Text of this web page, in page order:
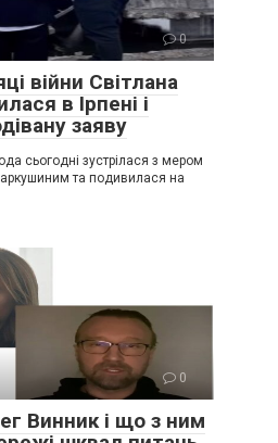
0
війни Світлана
в Ірпені і
заяву
сьогодні зустрілася з мером
та подивилася на
0
Винник і що з ним